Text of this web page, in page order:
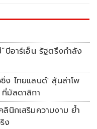
น รัฐตรึงกำลัง
ง ไทยแลนด์' ลุ้นล่าโพ
มัลดาลิกา
ลินิกเสริมความงาม ย้ำ
ง